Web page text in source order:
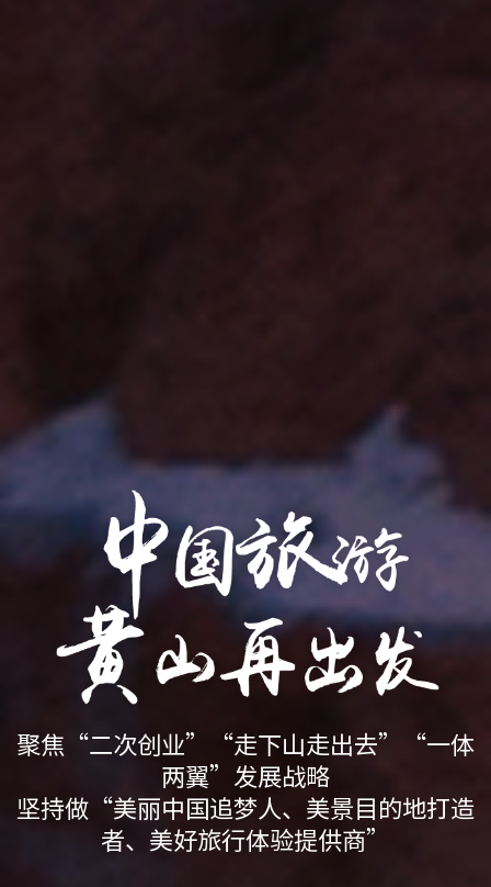
聚焦“二次创业”“走下山走出去”“一体
两翼”发展战略
坚持做“美丽中国追梦人、美景目的地打造
者、美好旅行体验提供商”